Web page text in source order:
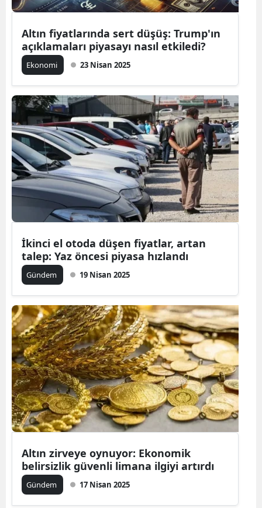
Altın fiyatlarında sert düşüş: Trump'ın
açıklamaları piyasayı nasıl etkiledi?
Ekonomi 23 Nisan 2025
İkinci el otoda düşen fiyatlar, artan
talep: Yaz öncesi piyasa hızlandı
Gündem 19 Nisan 2025
Altın zirveye oynuyor: Ekonomik
belirsizlik güvenli limana ilgiyi artırdı
Gündem 17 Nisan 2025